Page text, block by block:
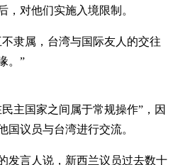
，对他们实施入境限制。
隶属，台湾与国际友人的交往
。”
主国家之间属于常规操作”，因
国议员与台湾进行交流。
发言人说，新西兰议员过去数十